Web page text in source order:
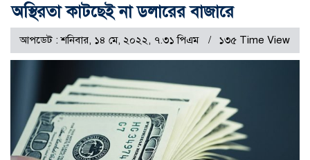
অস্থিরতা কাটছেই না ডলারের বাজারে
আপডেট : শনিবার, ১৪ মে, ২০২২, ৭.৩১ পিএম ১৩৫ Time View